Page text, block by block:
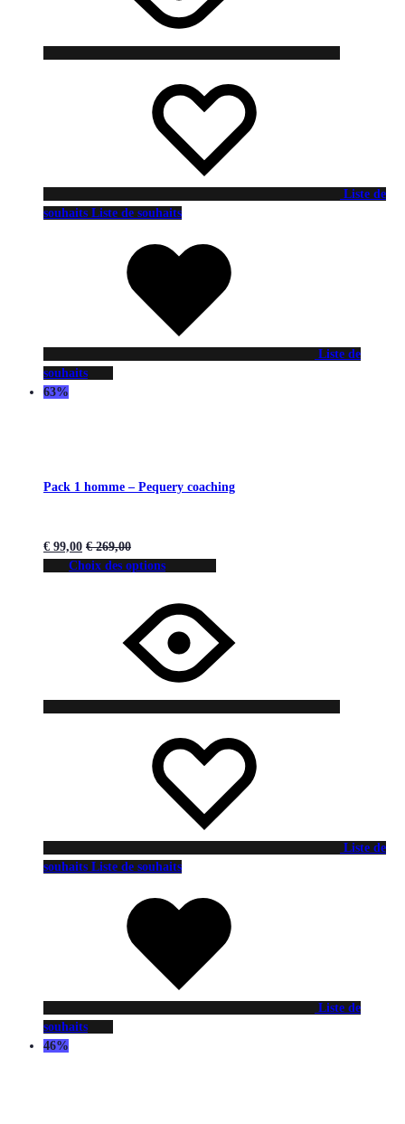
Liste de
souhaits Liste de souhaits
Liste de
souhaits
63%
Pack 1 homme – Pequery coaching
€ 99,00 €269,00
Choix des options
Liste de
souhaits Liste de souhaits
Liste de
souhaits
46%